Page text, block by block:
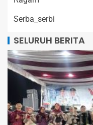
Serba_serbi
SELURUH BERITA